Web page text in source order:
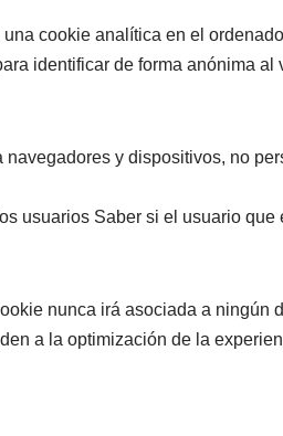
cookie analítica en el
identificar de forma anónima al
y dispositivos, no
usuarios Saber si el usuario
nunca irá asociada a ningún
a la optimización de la